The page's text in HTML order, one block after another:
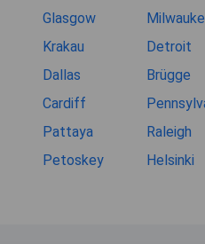
Glasgow
Krakau
Detroit
Dallas
Brügge
Cardiff
Pattaya
Raleigh
Petoskey
Helsinki